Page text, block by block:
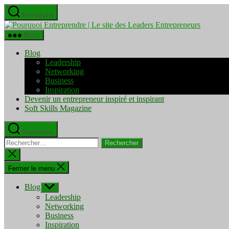
Aller
au
contenu
Recherche
Pourquoi
Menu
Blog
Leadership
Networking
Business
Inspiration
Devenir un entrepreneur inspiré et inspirant
Soft Skills Magazine
Recherche
Rechercher :
Fermer
la
recherche
Fermer le menu
Blog Afficher
le
sous-
menu
Leadership
Networking
Business
Inspiration